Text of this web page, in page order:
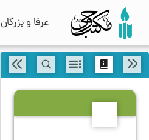
عرفا و بزرگان